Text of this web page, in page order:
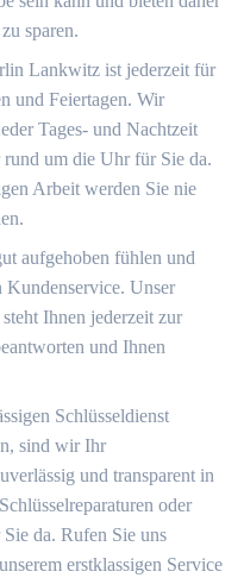
sparen.
Lankwitz ist jederzeit für
und Feiertagen. Wir
Tages- und Nachtzeit
um die Uhr für Sie da.
Arbeit werden Sie nie
aufgehoben fühlen und
Kundenservice. Unser
Ihnen jederzeit zur
und Ihnen
Schlüsseldienst
sind wir Ihr
und transparent in
oder
da. Rufen Sie uns
erstklassigen Service